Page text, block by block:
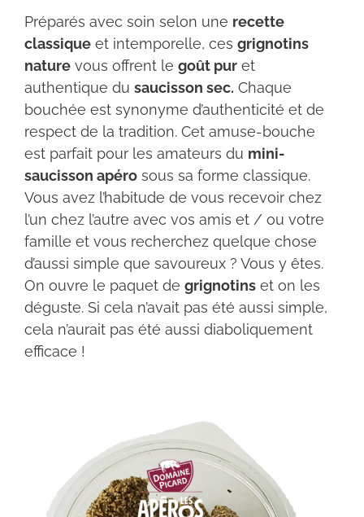
Préparés avec soin selon une recette
classiqueet intemporelle, ces grignotins
naturevous offrent le goût puret
authentique du saucisson sec. Chaque
bouchée est synonyme d’authenticité et de
respect de la tradition. Cet amuse-bouche
est parfait pour les amateurs du mini-
saucisson apérosous sa forme classique.
Vous avez l’habitude de vous recevoir chez
l’un chez l’autre avec vos amis et / ou votre
famille et vous recherchez quelque chose
d’aussi simple que savoureux ? Vous y êtes.
On ouvre le paquet de grignotinset on les
déguste. Si cela n’avait pas été aussi simple,
cela n’aurait pas été aussi diaboliquement
efficace !